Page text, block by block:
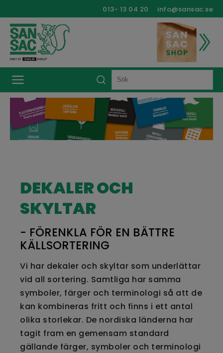
013- 13 04 20 info@sansac.se
DEKALER OCH
SKYLTAR
- FÖRENKLA FÖR EN BÄTTRE
KÄLLSORTERING
Vi har dekaler och skyltar som underlättar
vid all sortering. Samtliga har samma
symboler, färger och terminologi så att de
kan kombineras fritt och finns i ett antal
olika storlekar. De nordiska länderna har
tagit fram en gemensam standard
gällande färger, symboler och terminologi